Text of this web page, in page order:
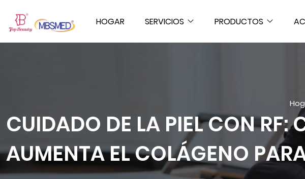
HOGAR SERVICIOS PRODUCTOS
CUIDADO DE LA PIEL CON RF:
AUMENTA EL COLÁGENO